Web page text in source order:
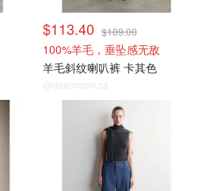
$113.40 $189.00
100%羊毛，垂坠感无敌
羊毛斜纹喇叭裤 卡其色
@dealmoon.ca